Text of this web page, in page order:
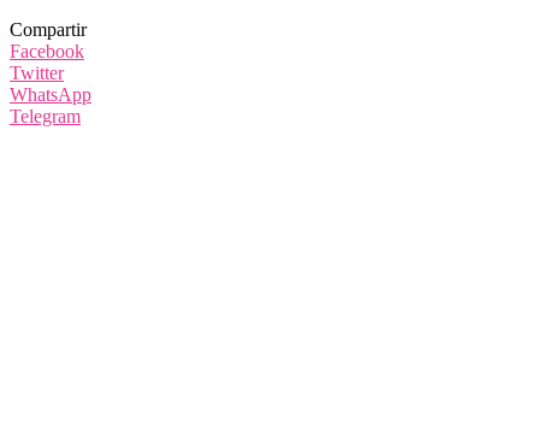
Compartir
Facebook
Twitter
WhatsApp
Telegram